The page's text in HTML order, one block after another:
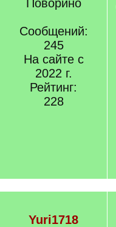
Поворино
Сообщений:
245
На сайте с
2022 г.
Рейтинг:
228
Yuri1718